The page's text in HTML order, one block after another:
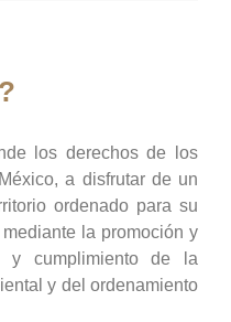
los derechos de los
a disfrutar de un
ordenado para su
la promoción y
y cumplimiento de la
y del ordenamiento